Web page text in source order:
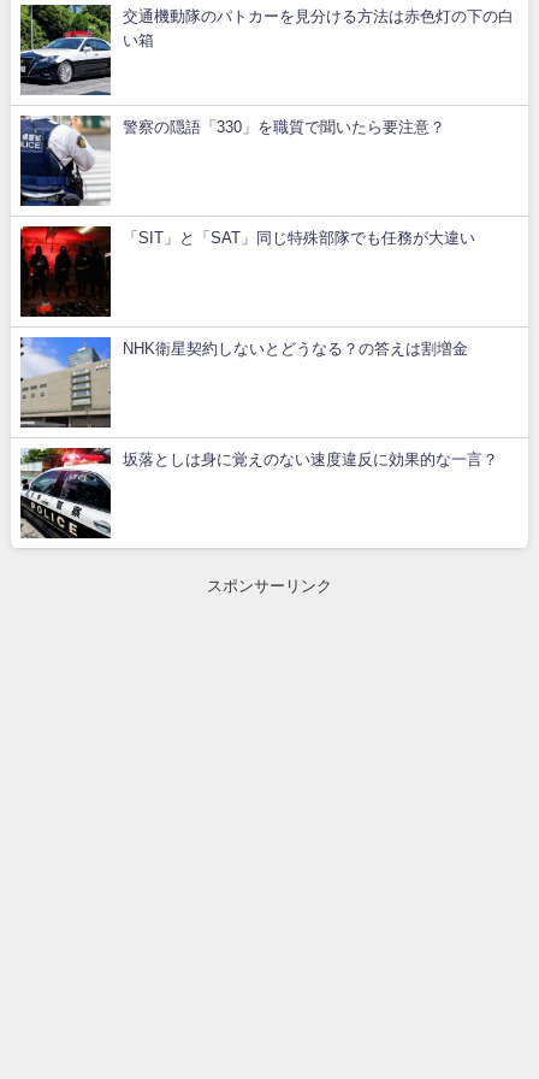
交通機動隊のパトカーを見分ける方法は赤色灯の下の白
い箱
警察の隠語「330」を職質で聞いたら要注意？
「SIT」と「SAT」同じ特殊部隊でも任務が大違い
NHK衛星契約しないとどうなる？の答えは割増金
坂落としは身に覚えのない速度違反に効果的な一言？
スポンサーリンク